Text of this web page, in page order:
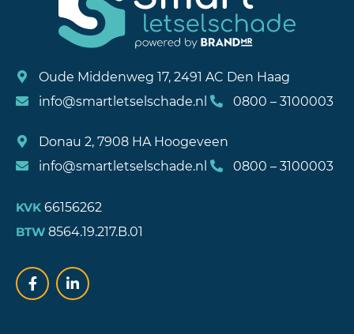
Oude Middenweg 17, 2491 AC Den Haag
info@smartletselschade.nl
0800 – 3100003
Donau 2, 7908 HA Hoogeveen
info@smartletselschade.nl
0800 – 3100003
KVK 66156262
BTW 8564.19.217.B.01